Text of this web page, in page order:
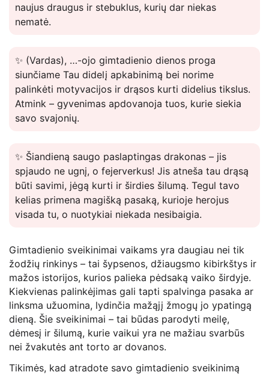
naujus draugus ir stebuklus, kurių dar niekas
nematė.
✨ (Vardas), …-ojo gimtadienio dienos proga
siunčiame Tau didelį apkabinimą bei norime
palinkėti motyvacijos ir drąsos kurti didelius tikslus.
Atmink – gyvenimas apdovanoja tuos, kurie siekia
savo svajonių.
✨ Šiandieną saugo paslaptingas drakonas – jis
spjaudo ne ugnį, o fejerverkus! Jis atneša tau drąsą
būti savimi, jėgą kurti ir širdies šilumą. Tegul tavo
kelias primena magišką pasaką, kurioje herojus
visada tu, o nuotykiai niekada nesibaigia.
Gimtadienio sveikinimai vaikams yra daugiau nei tik
žodžių rinkinys – tai šypsenos, džiaugsmo kibirkštys ir
mažos istorijos, kurios palieka pėdsaką vaiko širdyje.
Kiekvienas palinkėjimas gali tapti spalvinga pasaka ar
linksma užuomina, lydinčia mažąjį žmogų jo ypatingą
dieną. Šie sveikinimai – tai būdas parodyti meilę,
dėmesį ir šilumą, kurie vaikui yra ne mažiau svarbūs
nei žvakutės ant torto ar dovanos.
Tikimės, kad atradote savo gimtadienio sveikinimą